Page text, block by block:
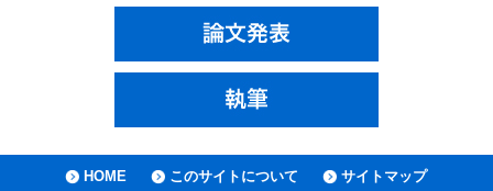
HOME このサイトについて サイトマップ